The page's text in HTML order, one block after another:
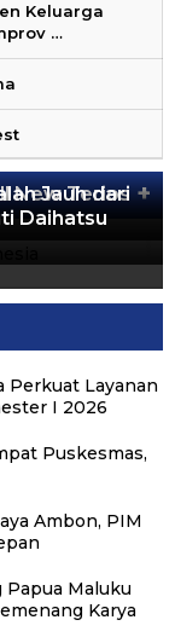
Keluarga
…
+
New Terios
Jauh dari
Daihatsu
Perkuat Layanan
I 2026
Puskesmas,
Ambon, PIM
Maluku
Karya